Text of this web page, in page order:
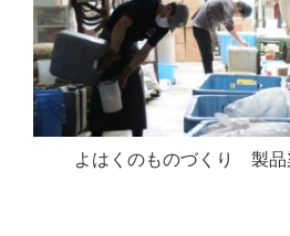
よはくのものづくり 製品